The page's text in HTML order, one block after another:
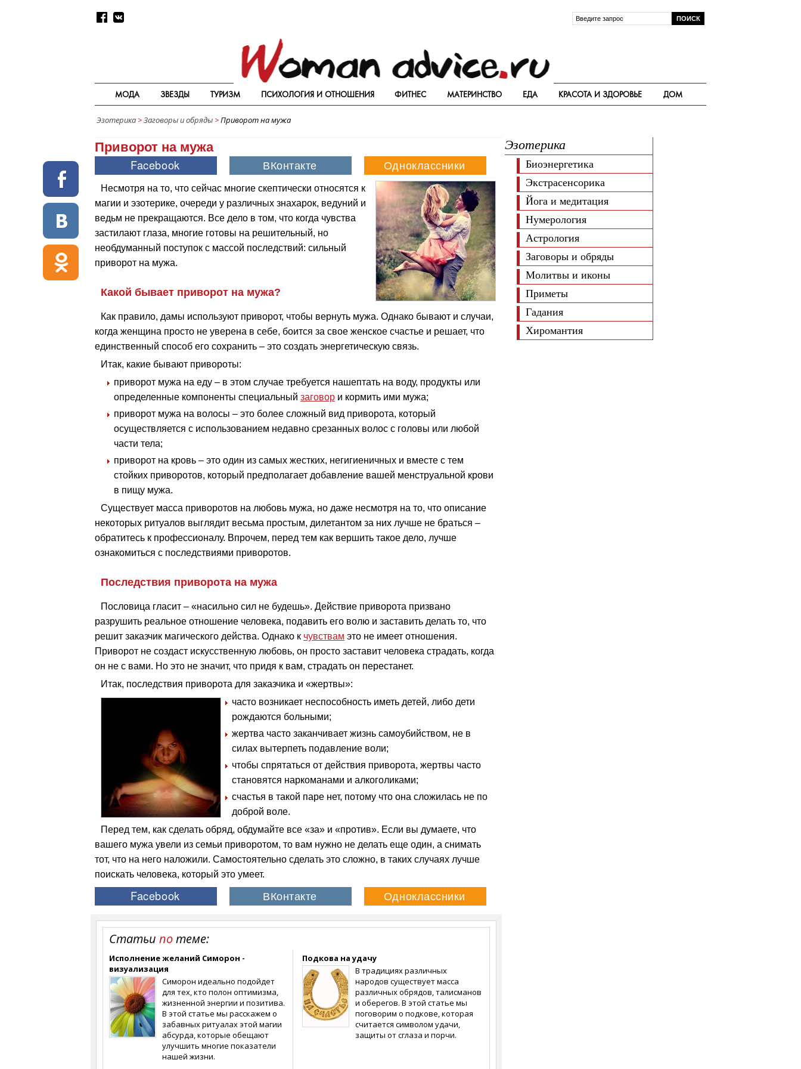
МОДА ЗВЕЗДЫ ТУРИЗМ ПСИХОЛОГИЯ И ОТНОШЕНИЯ ФИТНЕС МАТЕРИНСТВО ЕДА КРАСОТА И ЗДОРОВЬЕ ДОМ
Эзотерика >Заговоры и обряды >Приворот на мужа
Приворот на мужа
Несмотря на то, что сейчас многие скептически относятся к
магии и эзотерике, очереди у различных знахарок, ведуний и
ведьм не прекращаются. Все дело в том, что когда чувства
застилают глаза, многие готовы на решительный, но
необдуманный поступок с массой последствий: сильный
приворот на мужа.
Какой бывает приворот на мужа?
Как правило, дамы используют приворот, чтобы вернуть мужа. Однако бывают и случаи,
когда женщина просто не уверена в себе, боится за свое женское счастье и решает, что
единственный способ его сохранить – это создать энергетическую связь.
Итак, какие бывают привороты:
приворот мужа на еду – в этом случае требуется нашептать на воду, продукты или
определенные компоненты специальный заговор и кормить ими мужа;
приворот мужа на волосы – это более сложный вид приворота, который
осуществляется с использованием недавно срезанных волос с головы или любой
части тела;
приворот на кровь – это один из самых жестких, негигиеничных и вместе с тем
стойких приворотов, который предполагает добавление вашей менструальной крови
в пищу мужа.
Существует масса приворотов на любовь мужа, но даже несмотря на то, что описание
некоторых ритуалов выглядит весьма простым, дилетантом за них лучше не браться –
обратитесь к профессионалу. Впрочем, перед тем как вершить такое дело, лучше
ознакомиться с последствиями приворотов.
Последствия приворота на мужа
Пословица гласит – «насильно сил не будешь». Действие приворота призвано
разрушить реальное отношение человека, подавить его волю и заставить делать то, что
решит заказчик магического действа. Однако к чувствам это не имеет отношения.
Приворот не создаст искусственную любовь, он просто заставит человека страдать, когда
он не с вами. Но это не значит, что придя к вам, страдать он перестанет.
Итак, последствия приворота для заказчика и «жертвы»:
часто возникает неспособность иметь детей, либо дети
рождаются больными;
жертва часто заканчивает жизнь самоубийством, не в
силах вытерпеть подавление воли;
чтобы спрятаться от действия приворота, жертвы часто
становятся наркоманами и алкоголиками;
счастья в такой паре нет, потому что она сложилась не по
доброй воле.
Перед тем, как сделать обряд, обдумайте все «за» и «против». Если вы думаете, что
вашего мужа увели из семьи приворотом, то вам нужно не делать еще один, а снимать
тот, что на него наложили. Самостоятельно сделать это сложно, в таких случаях лучше
поискать человека, который это умеет.
Статьи потеме:
Исполнение желаний Симорон -
визуализация
Симорон идеально подойдет
для тех, кто полон оптимизма,
жизненной энергии и позитива.
В этой статье мы расскажем о
забавных ритуалах этой магии
абсурда, которые обещают
улучшить многие показатели
нашей жизни.
Подкова на удачу
В традициях различных
народов существует масса
различных обрядов, талисманов
и оберегов. В этой статье мы
поговорим о подкове, которая
считается символом удачи,
защиты от сглаза и порчи.
Эзотерика
Биоэнергетика
Экстрасенсорика
Йога и медитация
Нумерология
Астрология
Заговоры и обряды
Молитвы и иконы
Приметы
Гадания
Хиромантия